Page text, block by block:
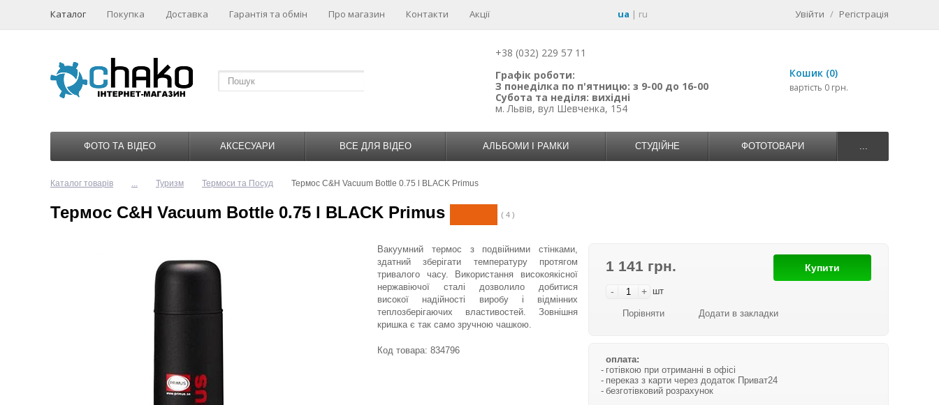
Каталог Покупка Доставка Гарантія та обмін Про магазин Контакти Акції ua | ru Увійти / Регістрація
+38 (032) 229 57 11
Графік роботи:
З понеділка по п'ятницю: з 9-00 до 16-00
Субота та неділя: вихідні
м. Львів, вул Шевченка, 154
Кошик (0)
вартість 0 грн.
ФОТО ТА ВІДЕО АКСЕСУАРИ ВСЕ ДЛЯ ВІДЕО АЛЬБОМИ І РАМКИ СТУДІЙНЕ ФОТОТОВАРИ ...
Каталог товарів ... Туризм Термоси та Посуд Термос C&H Vacuum Bottle 0.75 l BLACK Primus
Термос C&H Vacuum Bottle 0.75 l BLACK Primus ( 4 )
1 141 грн.
- + шт
Купити
Порівняти Додати в закладки
оплата:
готівкою при отриманні в офісі
переказ з карти через додаток Приват24
безготівковий розрахунок
Вакуумний термос з подвійними стінками,
здатний зберігати температуру протягом
тривалого часу. Використання високоякісної
нержавіючої сталі дозволило добитися
високої надійності виробу і відмінних
теплозберігаючих властивостей. Зовнішня
кришка є так само зручною чашкою.
Код товара: 834796